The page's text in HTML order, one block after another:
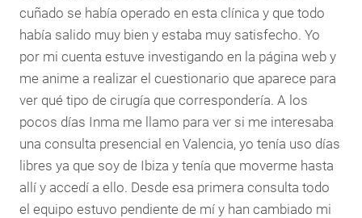
cuñado se había operado en esta clínica y que todo
había salido muy bien y estaba muy satisfecho. Yo
por mi cuenta estuve investigando en la página web y
me anime a realizar el cuestionario que aparece para
ver qué tipo de cirugía que correspondería. A los
pocos días Inma me llamo para ver si me interesaba
una consulta presencial en Valencia, yo tenía uso días
libres ya que soy de Ibiza y tenía que moverme hasta
allí y accedí a ello. Desde esa primera consulta todo
el equipo estuvo pendiente de mí y han cambiado mi